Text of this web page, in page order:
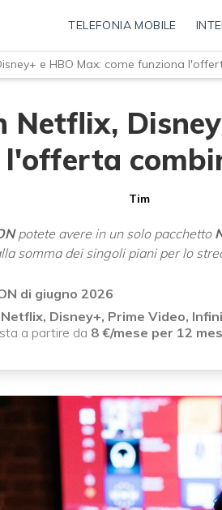
TELEFONIA MOBILE
e HBO Max: come funziona
Netflix,
l'offerta
Tim
potete avere in un solo pacchetto
somma dei singoli piani per lo
di giugno 2026
Netflix, Disney+, Prime Video,
a partire da 8 €/mese per 12